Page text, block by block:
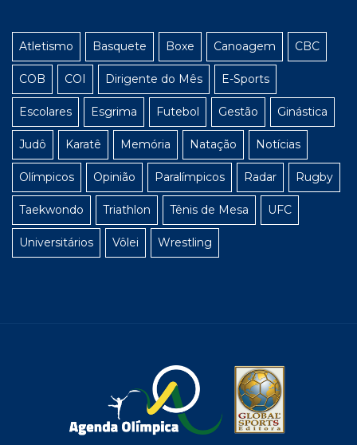
Atletismo Basquete Boxe Canoagem CBC
COB COI Dirigente do Mês E-Sports
Escolares Esgrima Futebol Gestão Ginástica
Judô Karatê Memória Natação Notícias
Olímpicos Opinião Paralímpicos Radar Rugby
Taekwondo Triathlon Tênis de Mesa UFC
Universitários Vôlei Wrestling